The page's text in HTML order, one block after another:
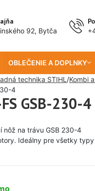
92, Bytča
OBLEČENIE A DOPLNKY
technika STIHL
Kombi
4
GSB-230-4
nôž na trávu GSB 230-4
Ideálny pre všetky